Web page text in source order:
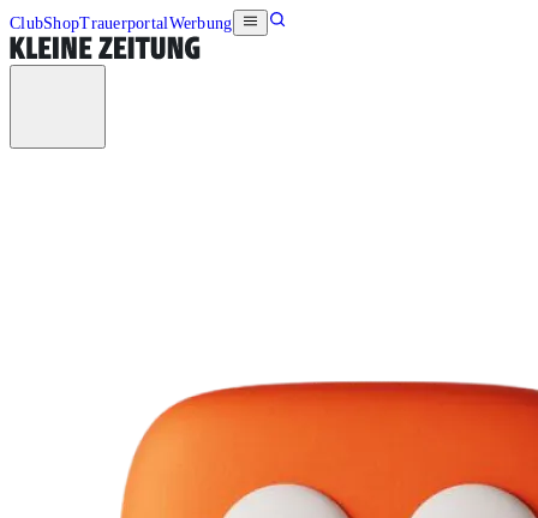
ClubShopTrauerportalWerbung